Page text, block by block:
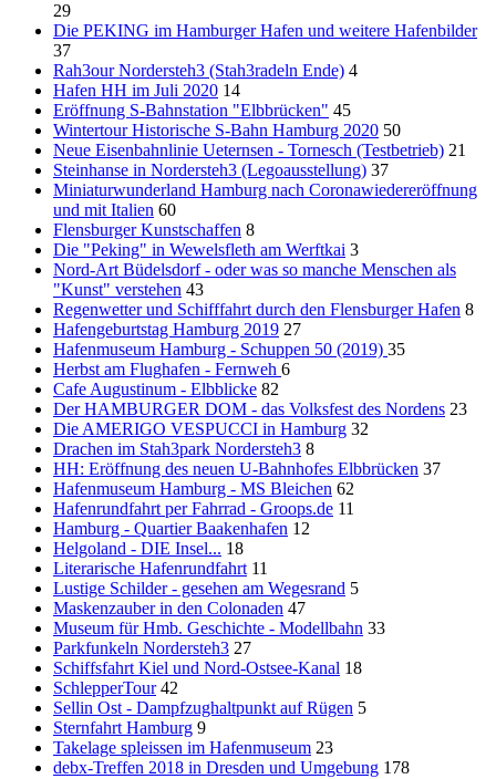
29
Die PEKING im Hamburger Hafen und weitere Hafenbilder
37
Rah3our Nordersteh3 (Stah3radeln Ende) 4
Hafen HH im Juli 2020 14
Eröffnung S-Bahnstation "Elbbrücken" 45
Wintertour Historische S-Bahn Hamburg 2020 50
Neue Eisenbahnlinie Ueternsen - Tornesch (Testbetrieb) 21
Steinhanse in Nordersteh3 (Legoausstellung) 37
Miniaturwunderland Hamburg nach Coronawiedereröffnung
und mit Italien 60
Flensburger Kunstschaffen 8
Die "Peking" in Wewelsfleth am Werftkai 3
Nord-Art Büdelsdorf - oder was so manche Menschen als
"Kunst" verstehen 43
Regenwetter und Schifffahrt durch den Flensburger Hafen 8
Hafengeburtstag Hamburg 2019 27
Hafenmuseum Hamburg - Schuppen 50 (2019) 35
Herbst am Flughafen - Fernweh 6
Cafe Augustinum - Elbblicke 82
Der HAMBURGER DOM - das Volksfest des Nordens 23
Die AMERIGO VESPUCCI in Hamburg 32
Drachen im Stah3park Nordersteh3 8
HH: Eröffnung des neuen U-Bahnhofes Elbbrücken 37
Hafenmuseum Hamburg - MS Bleichen 62
Hafenrundfahrt per Fahrrad - Groops.de 11
Hamburg - Quartier Baakenhafen 12
Helgoland - DIE Insel... 18
Literarische Hafenrundfahrt 11
Lustige Schilder - gesehen am Wegesrand 5
Maskenzauber in den Colonaden 47
Museum für Hmb. Geschichte - Modellbahn 33
Parkfunkeln Nordersteh3 27
Schiffsfahrt Kiel und Nord-Ostsee-Kanal 18
SchlepperTour 42
Sellin Ost - Dampfzughaltpunkt auf Rügen 5
Sternfahrt Hamburg 9
Takelage spleissen im Hafenmuseum 23
debx-Treffen 2018 in Dresden und Umgebung 178